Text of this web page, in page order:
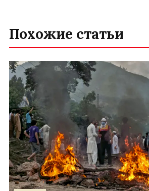
Похожие статьи